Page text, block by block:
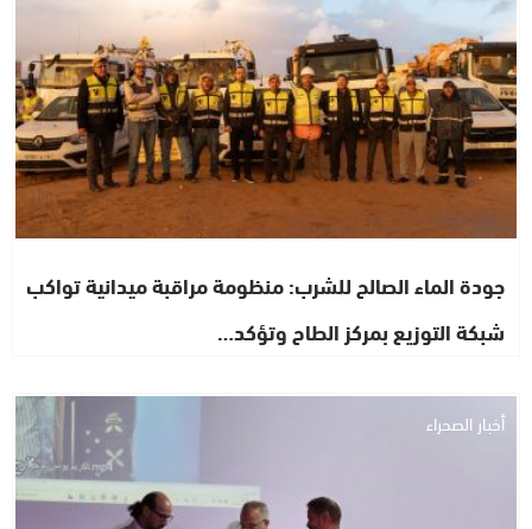
جودة الماء الصالح للشرب: منظومة مراقبة ميدانية تواكب
شبكة التوزيع بمركز الطاح وتؤكد…
أخبار الصحراء